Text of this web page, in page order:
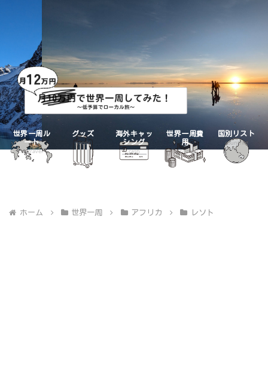
世界一周ル
ート
mytravel
グッズ
goods
海外キャッ
シング
cash
世界一周費
用
mybudget
国別リスト
countries
ホーム 世界一周 アフリカ レソト